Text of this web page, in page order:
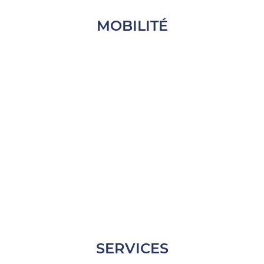
MOBILITÉ
SERVICES